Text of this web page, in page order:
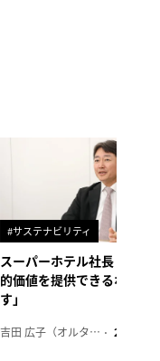
#サステナビリティ
スーパーホテル社長「地域
的価値を提供できるホテル
す」
吉田 広子（オルタナ輪番編集長） 2026年6